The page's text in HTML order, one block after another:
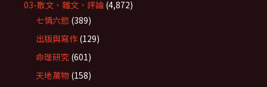
03-散文、雜文、評論 (4,872)
七情六慾 (389)
出版與寫作 (129)
命理研究 (601)
天地萬物 (158)